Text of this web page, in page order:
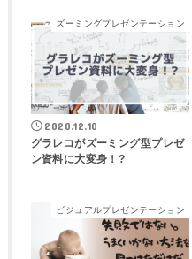
ズーミングプレゼンテーション
2020.12.10
グラレコがズーミング型プレゼ
ン資料に大変身！?
ビジュアルプレゼンテーション